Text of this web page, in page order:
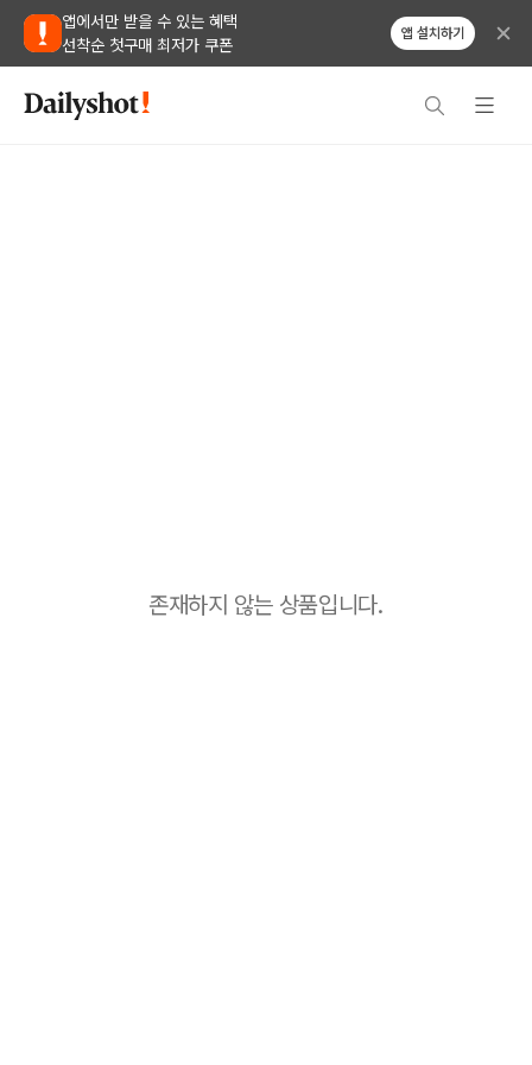
앱에서만 받을 수 있는 혜택
선착순 첫구매 최저가 쿠폰
앱 설치하기
존재하지 않는 상품입니다.